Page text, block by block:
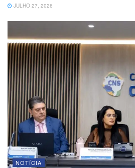
JULHO 27, 2026
NOTÍCIA